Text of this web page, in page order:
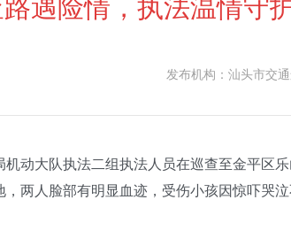
遇险情，执法温情守
发布机构：汕头市交
大队执法二组执法人员在巡查至金平区
两人脸部有明显血迹，受伤小孩因惊吓哭